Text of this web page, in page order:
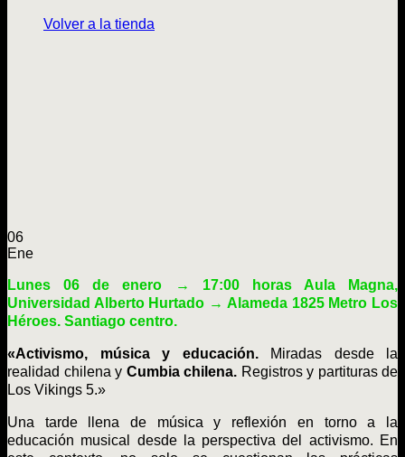
Volver a la tienda
06
Ene
Lunes 06 de enero → 17:00 horas Aula Magna,
Universidad Alberto Hurtado → Alameda 1825 Metro Los
Héroes. Santiago centro.
«Activismo, música y educación.
Miradas desde la
realidad chilena y Cumbia chilena. Registros y partituras de
Los Vikings 5.»
Una tarde llena de música y reflexión en torno a la
educación musical desde la perspectiva del activismo. En